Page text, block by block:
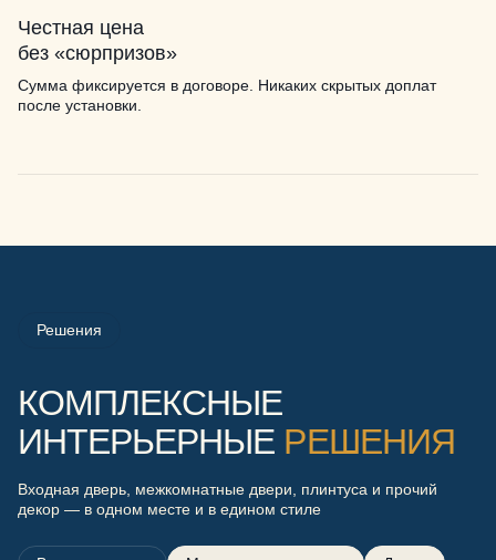
Честная цена
без «сюрпризов»
Сумма фиксируется в договоре. Никаких скрытых доплат
после установки.
Решения
КОМПЛЕКСНЫЕ
ИНТЕРЬЕРНЫЕ РЕШЕНИЯ
Входная дверь, межкомнатные двери, плинтуса и прочий
декор — в одном месте и в едином стиле